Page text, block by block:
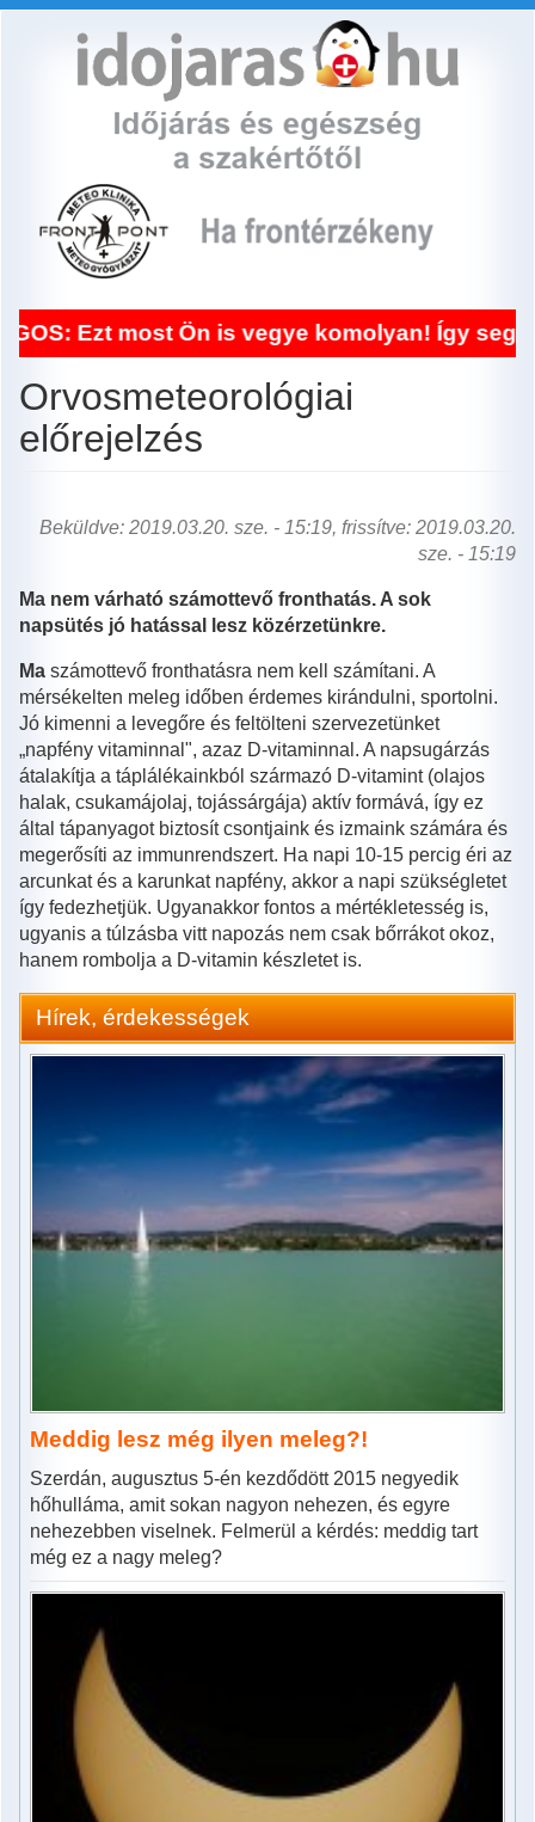
most Ön is vegye komolyan! Így segített a
Orvosmeteorológiai
előrejelzés
Beküldve: 2019.03.20. sze. - 15:19, frissítve: 2019.03.20.
sze. - 15:19
Ma nem várható számottevő fronthatás. A sok
napsütés jó hatással lesz közérzetünkre.
Ma számottevő fronthatásra nem kell számítani. A
mérsékelten meleg időben érdemes kirándulni, sportolni.
Jó kimenni a levegőre és feltölteni szervezetünket
„napfény vitaminnal", azaz D-vitaminnal. A napsugárzás
átalakítja a táplálékainkból származó D-vitamint (olajos
halak, csukamájolaj, tojássárgája) aktív formává, így ez
által tápanyagot biztosít csontjaink és izmaink számára és
megerősíti az immunrendszert. Ha napi 10-15 percig éri az
arcunkat és a karunkat napfény, akkor a napi szükségletet
így fedezhetjük. Ugyanakkor fontos a mértékletesség is,
ugyanis a túlzásba vitt napozás nem csak bőrrákot okoz,
hanem rombolja a D-vitamin készletet is.
Hírek, érdekességek
Meddig lesz még ilyen meleg?!
Szerdán, augusztus 5-én kezdődött 2015 negyedik
hőhulláma, amit sokan nagyon nehezen, és egyre
nehezebben viselnek. Felmerül a kérdés: meddig tart
még ez a nagy meleg?